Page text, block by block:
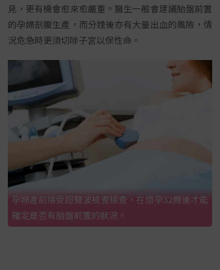
見，更有機會愈來愈嚴重。醫生一般會建議胎盤前置
的孕婦剖腹生產，而分娩後亦有大量出血的風險，情
況危急時更須切除子宮以保性命。
孕婦產前接受超聲波檢查檢查，在懷孕32周後才能
確定是否有胎盤前置的狀況。